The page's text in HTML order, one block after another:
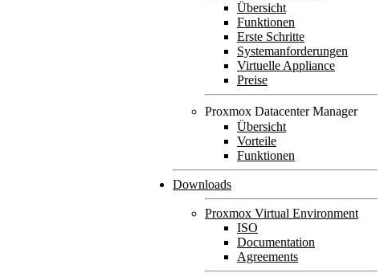
Übersicht
Funktionen
Erste Schritte
Systemanforderungen
Virtuelle Appliance
Preise
Proxmox Datacenter Manager
Übersicht
Vorteile
Funktionen
Downloads
Proxmox Virtual Environment
ISO
Documentation
Agreements